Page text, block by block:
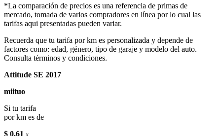
*La comparación de precios es una referencia de primas de
mercado, tomada de varios compradores en línea por lo cual las
tarifas aqui presentadas pueden variar.
Recuerda que tu tarifa por km es personalizada y depende de
factores como: edad, género, tipo de garaje y modelo del auto.
Consulta términos y condiciones.
Attitude SE 2017
miituo
Si tu tarifa
por km es de
$ 0.61 x